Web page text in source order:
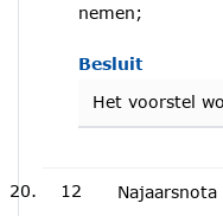
nemen;
Besluit
Het voorstel
12 Najaarsnota